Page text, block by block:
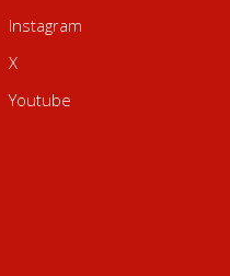
Instagram
X
Youtube